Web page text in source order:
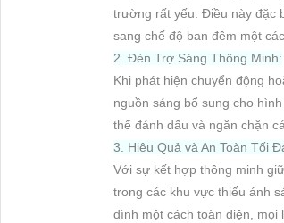
trường rất yếu. Điều này đặc
sang chế độ ban đêm một
2. Đèn Trợ Sáng Thông Minh:
Khi phát hiện chuyển động
nguồn sáng bổ sung cho
thể đánh dấu và ngăn chặn
3. Hiệu Quả và An Toàn Tối
Với sự kết hợp thông minh
trong các khu vực thiếu ánh
đình một cách toàn diện, mọi